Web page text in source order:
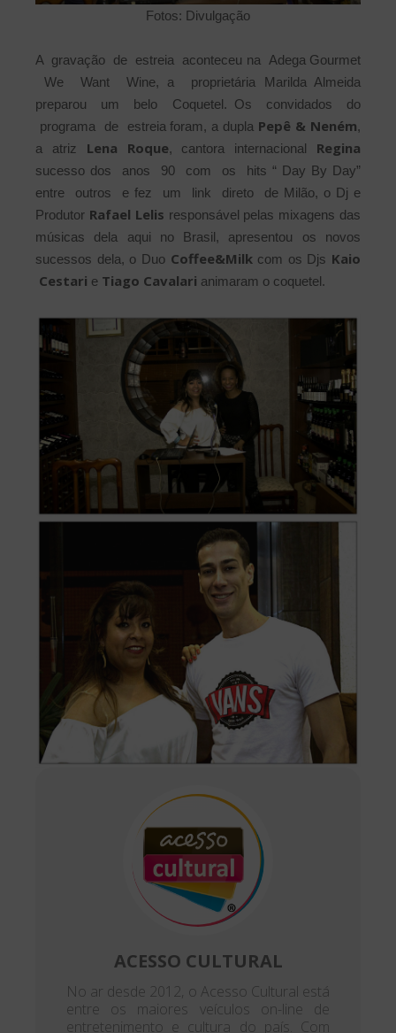
Fotos: Divulgação
A gravação de estreia aconteceu na Adega Gourmet
We Want Wine, a proprietária Marilda Almeida
preparou um belo Coquetel. Os convidados do
programa de estreia foram, a dupla Pepê & Neném,
a atriz Lena Roque, cantora internacional Regina
sucesso dos anos 90 com os hits “ Day By Day”
entre outros e fez um link direto de Milão, o Dj e
Produtor Rafael Lelis responsável pelas mixagens das
músicas dela aqui no Brasil, apresentou os novos
sucessos dela, o Duo Coffee&Milk com os Djs Kaio
Cestari e Tiago Cavalari animaram o coquetel.
ACESSO CULTURAL
No ar desde 2012, o Acesso Cultural está
entre os maiores veículos on-line de
entretenimento e cultura do país. Com